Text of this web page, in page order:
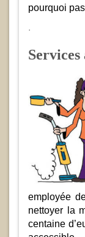
pourquoi
.
Services
employée
nettoyer la
centaine